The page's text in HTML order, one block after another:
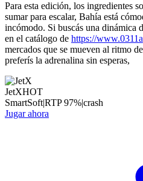
Para esta edición, los ingredientes
sumar para escalar, Bahía está
incómodo. Si buscás una dinámica
en el catálogo de https://
mercados que se mueven al ritmo
preferís la adrenalina sin esperas,
JetXHOT
SmartSoft|RTP97%|crash
Jugar ahora